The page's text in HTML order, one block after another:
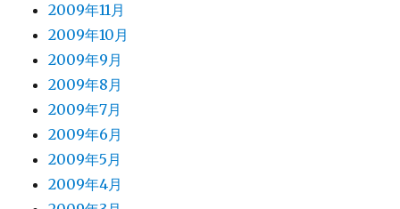
2009年11月
2009年10月
2009年9月
2009年8月
2009年7月
2009年6月
2009年5月
2009年4月